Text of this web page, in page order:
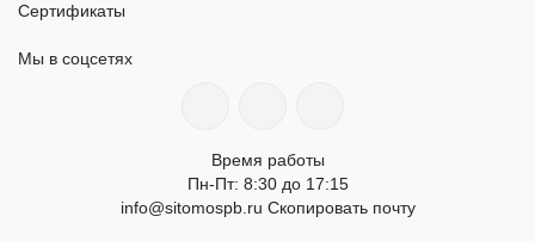
Сертификаты
Мы в соцсетях
Время работы
Пн-Пт: 8:30 до 17:15
info@sitomospb.ru Скопировать почту